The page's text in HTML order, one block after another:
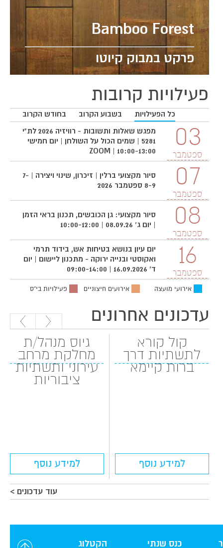
Bamboo Forest
פרקט במבוק קיוטו
פעילויות קרובות
בחודש הקרוב בשבוע הקרוב כל הפעילויות
03
ספטמבר
מפגש שאלות ותשובות - רוויזיה 2026 לת"י
5281 | שמים הכול על השולחן | יום חמישי
10:00-13:00 | ZOOM
07
ספטמבר
סיור מקצועי ברלין | זיכרון, שינוי ויצירה | 7-
8-9 ספטמבר 2026
08
ספטמבר
סיור מקצועי: גן הכובשים, תכנון בראי הזמן
| יום ג' 08.09.26 | 10:00-12:00
16
ספטמבר
יום עיון בנושא בטיחות אש, בידוד תרמי
ואקוסטי ובנייה ירוקה - מתכנון ליישום | יום
ד' 16.09.2026 | 09:00-14:00
אירועי מועצה אירועים חיצוניים פעילויות בי"ס
עדכונים אחרונים
קול קורא
לתשתיות דרך
ברות קיימא
למידע נוסף
גיוס מנהל/ת
מחלקת מרחב
עירוני ותשתיות
ציבוריות
למידע נוסף
עוד עדכונים >
כנס שנתי הקטלוג